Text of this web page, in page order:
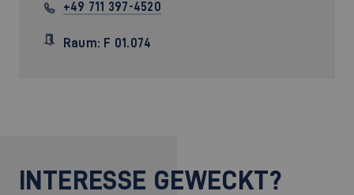
+49 711 397-4520
Raum: F 01.074
INTERESSE GEWECKT?